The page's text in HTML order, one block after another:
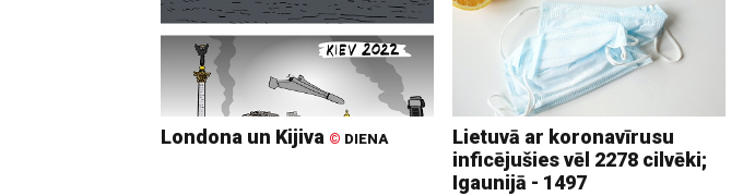
Londona un Kijiva © DIENA
Lietuvā ar koronavīrusu
inficējušies vēl 2278 cilvēki;
Igaunijā - 1497